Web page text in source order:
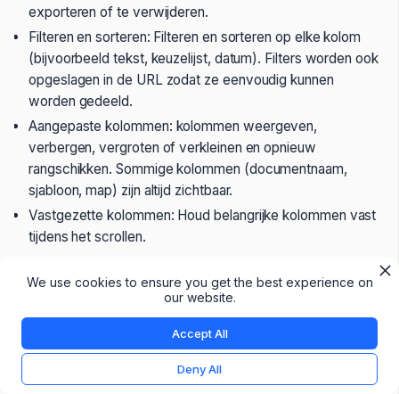
exporteren of te verwijderen.
Filteren en sorteren: Filteren en sorteren op elke kolom
(bijvoorbeeld tekst, keuzelijst, datum). Filters worden ook
opgeslagen in de URL zodat ze eenvoudig kunnen
worden gedeeld.
Aangepaste kolommen: kolommen weergeven,
verbergen, vergroten of verkleinen en opnieuw
rangschikken. Sommige kolommen (documentnaam,
sjabloon, map) zijn altijd zichtbaar.
Vastgezette kolommen: Houd belangrijke kolommen vast
tijdens het scrollen.
Meertalige Templates
U kunt uw templates nu eenvoudig naar andere talen
vertalen. Docfield houdt beide talen automatisch
We use cookies to ensure you get the best experience on
our website.
Deny All
Accept All